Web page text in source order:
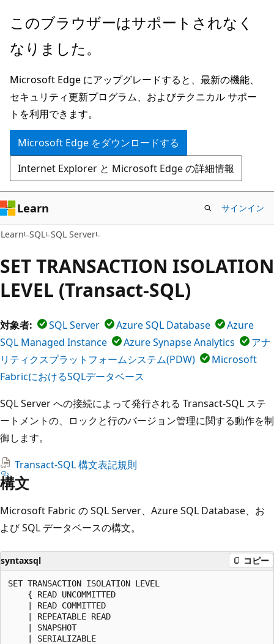
メ
ン
ン
テ
ン
ツ
に
ス
キ
ッ
プ
このブラウザーはサポートされなく
なりました。
Microsoft Edge にアップグレードすると、最新の機能、
セキュリティ更新プログラム、およびテクニカル サポー
トを利用できます。
Microsoft Edge をダウンロードする
Internet Explorer と Microsoft Edge の詳細情報
Learn サインイン
Learn SQL SQL Server
SET TRANSACTION ISOLATION
LEVEL (Transact-SQL)
対象者: SQL Server Azure SQL Database
Azure
SQL Managed Instance
Azure Synapse Analytics
アナ
リティクスプラットフォームシステム(PDW)
Microsoft
FabricにおけるSQLデータベース
SQL Server への接続によって発行される Transact-SQL ステ
ートメントの、ロックと行のバージョン管理に関する動作を制
御します。
Transact-SQL 構文表記規則
構文
Microsoft Fabric の SQL Server、Azure SQL Database、お
よび SQL データベースの構文。
syntaxsql コピー
SET TRANSACTION ISOLATION LEVEL
    { READ UNCOMMITTED
    | READ COMMITTED
    | REPEATABLE READ
    | SNAPSHOT
    | SERIALIZABLE